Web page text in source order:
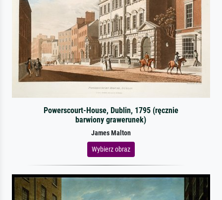
Powerscourt-House, Dublin, 1795 (ręcznie
barwiony grawerunek)
James Malton
Wybierz obraz